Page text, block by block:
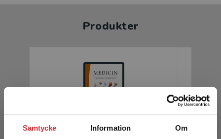
Samtycke Information Om
Produkter